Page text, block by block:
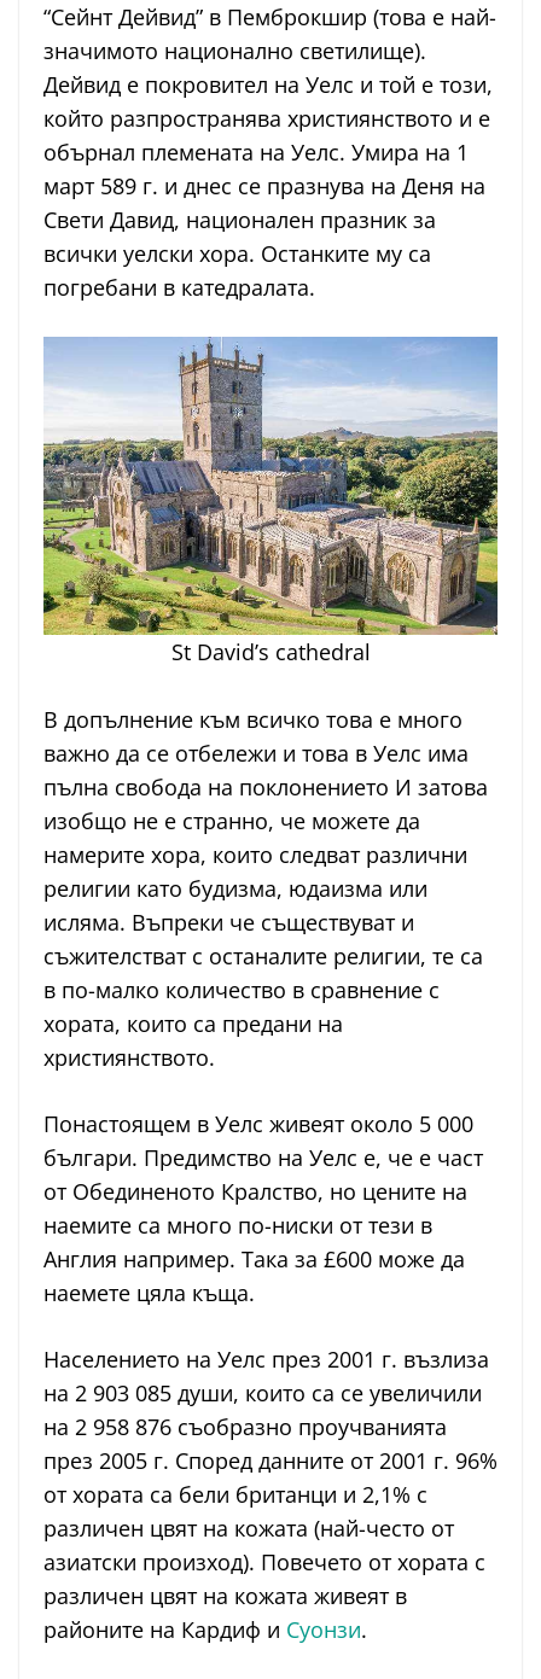
“Сейнт Дейвид” в Пемброкшир (това е най-
значимото национално светилище).
Дейвид е покровител на Уелс и той е този,
който разпространява християнството и е
обърнал племената на Уелс. Умира на 1
март 589 г. и днес се празнува на Деня на
Свети Давид, национален празник за
всички уелски хора. Останките му са
погребани в катедралата.
St David’s cathedral
В допълнение към всичко това е много
важно да се отбележи и това в Уелс има
пълна свобода на поклонението И затова
изобщо не е странно, че можете да
намерите хора, които следват различни
религии като будизма, юдаизма или
исляма. Въпреки че съществуват и
съжителстват с останалите религии, те са
в по-малко количество в сравнение с
хората, които са предани на
християнството.
Понастоящем в Уелс живеят около 5 000
българи. Предимство на Уелс е, че е част
от Обединеното Кралство, но цените на
наемите са много по-ниски от тези в
Англия например. Така за £600 може да
наемете цяла къща.
Населението на Уелс през 2001 г. възлиза
на 2 903 085 души, които са се увеличили
на 2 958 876 съобразно проучванията
през 2005 г. Според данните от 2001 г. 96%
от хората са бели британци и 2,1% с
различен цвят на кожата (най-често от
азиатски произход). Повечето от хората с
различен цвят на кожата живеят в
районите на Кардиф и Суонзи.